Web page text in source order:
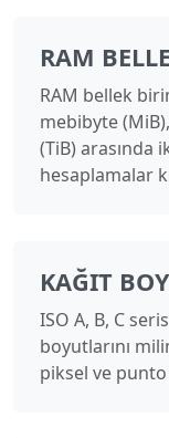
RAM
RAM bellek
mebibyte
(TiB) arasında
hesaplamalar
KAĞIT
ISO A, B, C
boyutlarını
piksel ve